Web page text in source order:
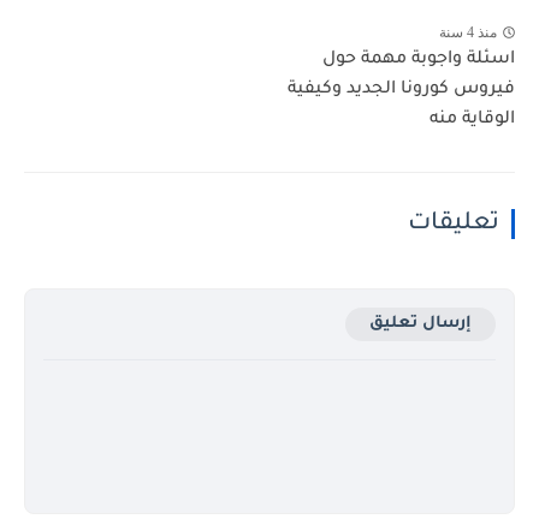
منذ 4 سنة
اسئلة واجوبة مهمة حول
فيروس كورونا الجديد وكيفية
الوقاية منه
تعليقات
إرسال تعليق